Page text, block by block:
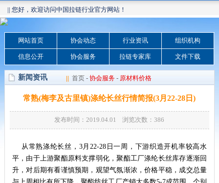
|| 您好，欢迎访问中国拉链行业官方网站！
网站首页 协会动态 行业资讯 组织机构
信息公开 协会服务 拉链专家库 文件下载
新闻资讯 || 首页- 协会服务- 原材料价格
常熟(梅李及古里镇)涤纶长丝行情简报(3月22-28日)
发布时间：2019.04.01 浏览次数：386
从常熟涤纶长丝，3月22-28日一周，下游织造开机率较高水
平，由于上游聚酯原料支撑弱化，聚酯工厂涤纶长丝库存逐渐回
升，对后期有看谨慎预期，观望气氛渐浓，价格平稳，成交总量